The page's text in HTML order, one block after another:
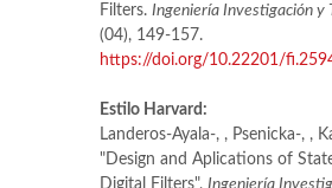
Filters. Ingeniería Investigación y
(04), 149-157.
https://doi.org/10.22201/
Estilo Harvard:
Landeros-Ayala-, , Psenicka-, ,
"Design and Aplications of
Digital Filters", Ingeniería